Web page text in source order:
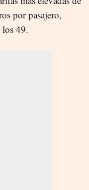
por pasajero,
los 49.